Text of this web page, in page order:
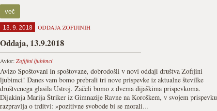
več
13. 9. 2018 ODDAJA ZOFIJINIH
Oddaja, 13.9.2018
Avtor:Zofijini ljubimci
Avizo Spoštovani in spoštovane, dobrodošli v novi oddaji društva Zofijini
ljubimci! Danes vam bomo prebrali tri nove prispevke iz aktualne številke
društvenega glasila Ustroj. Začeli bomo z dvema dijaškima prispevkoma.
Dijakinja Marija Štriker iz Gimnazije Ravne na Koroškem, v svojem prispevku
razpravlja o trditvi: »pozitivne svobode bi se morali...